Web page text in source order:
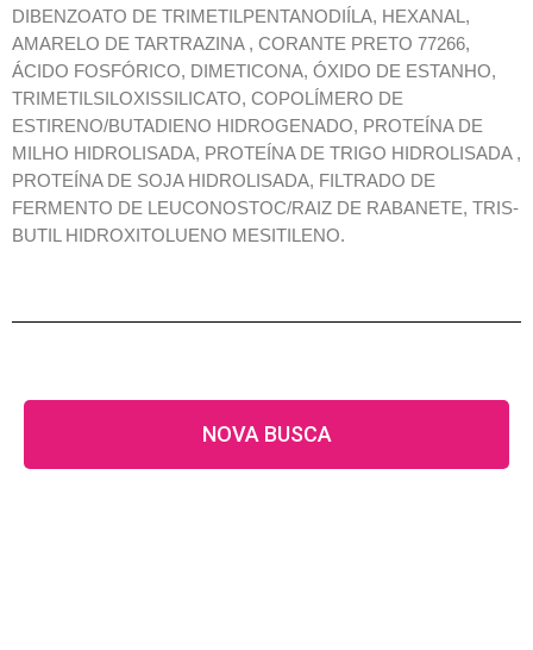
DIBENZOATO DE TRIMETILPENTANODIÍLA, HEXANAL,
AMARELO DE TARTRAZINA , CORANTE PRETO 77266,
ÁCIDO FOSFÓRICO, DIMETICONA, ÓXIDO DE ESTANHO,
TRIMETILSILOXISSILICATO, COPOLÍMERO DE
ESTIRENO/BUTADIENO HIDROGENADO, PROTEÍNA DE
MILHO HIDROLISADA, PROTEÍNA DE TRIGO HIDROLISADA ,
PROTEÍNA DE SOJA HIDROLISADA, FILTRADO DE
FERMENTO DE LEUCONOSTOC/RAIZ DE RABANETE, TRIS-
BUTIL HIDROXITOLUENO MESITILENO.
NOVA BUSCA